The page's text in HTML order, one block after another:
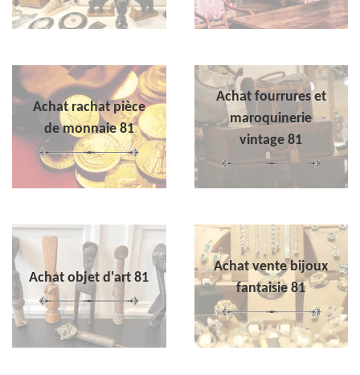
Achat rachat pièce
de monnaie 81
Achat fourrures et
maroquinerie
vintage 81
Achat objet d'art 81
Achat vente bijoux
fantaisie 81